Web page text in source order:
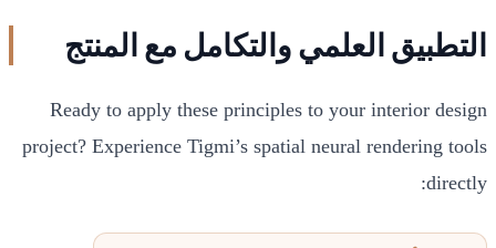
التطبيق العلمي والتكامل مع المنتج
Ready to apply these principles to your interior design
project? Experience Tigmi’s spatial neural rendering tools
directly: